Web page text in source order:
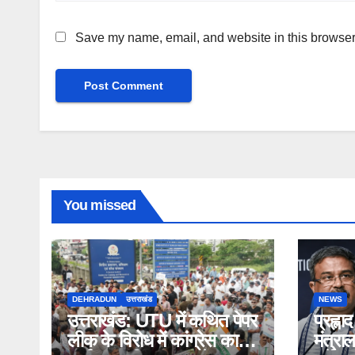
Save my name, email, and website in this
You missed
DEHRADUN उत्तराखंड
उत्तराखंड: UTU में कथित पेपर
लीक के विरोध में कांग्रेस का
NEWS